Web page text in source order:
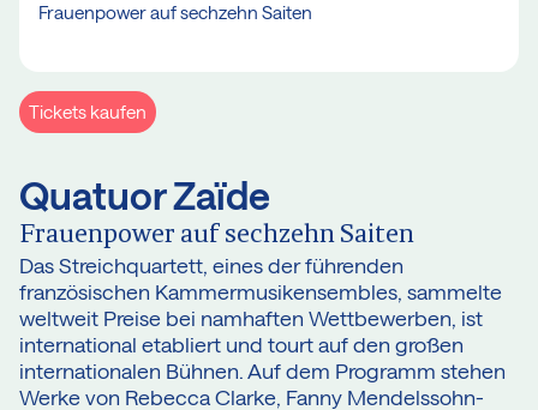
Tickets kaufen
Quatuor Zaïde
Frauenpower auf sechzehn Saiten
Das Streichquartett, eines der führenden
französischen Kammermusikensembles, sammelte
weltweit Preise bei namhaften Wettbewerben, ist
international etabliert und tourt auf den großen
internationalen Bühnen. Auf dem Programm stehen
Werke von Rebecca Clarke, Fanny Mendelssohn-
Frauenpower auf sechzehn Saiten